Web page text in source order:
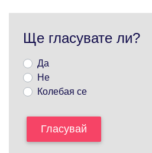
Ще гласувате ли?
Да
Не
Колебая се
Гласувай